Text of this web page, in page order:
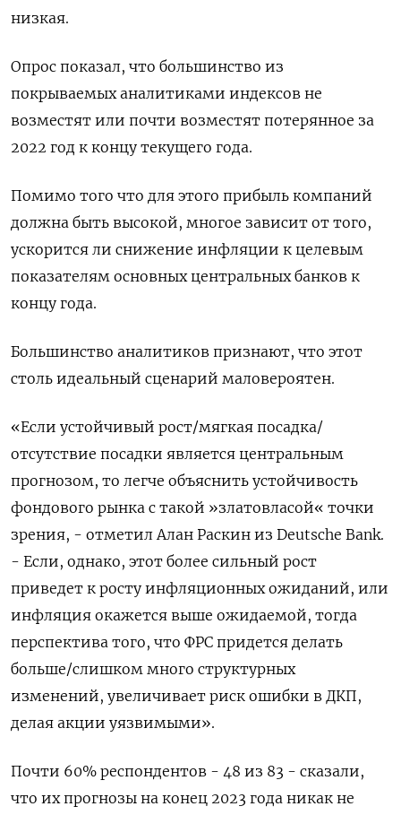
низкая.
Опрос показал, что большинство из
покрываемых аналитиками индексов не
возместят или почти возместят потерянное за
2022 год к концу текущего года.
Помимо того что для этого прибыль компаний
должна быть высокой, многое зависит от того,
ускорится ли снижение инфляции к целевым
показателям основных центральных банков к
концу года.
Большинство аналитиков признают, что этот
столь идеальный сценарий маловероятен.
«Если устойчивый рост/мягкая посадка/
отсутствие посадки является центральным
прогнозом, то легче объяснить устойчивость
фондового рынка с такой »златовласой« точки
зрения, - отметил Алан Раскин из Deutsche Bank.
- Если, однако, этот более сильный рост
приведет к росту инфляционных ожиданий, или
инфляция окажется выше ожидаемой, тогда
перспектива того, что ФРС придется делать
больше/слишком много структурных
изменений, увеличивает риск ошибки в ДКП,
делая акции уязвимыми».
Почти 60% респондентов - 48 из 83 - сказали,
что их прогнозы на конец 2023 года никак не